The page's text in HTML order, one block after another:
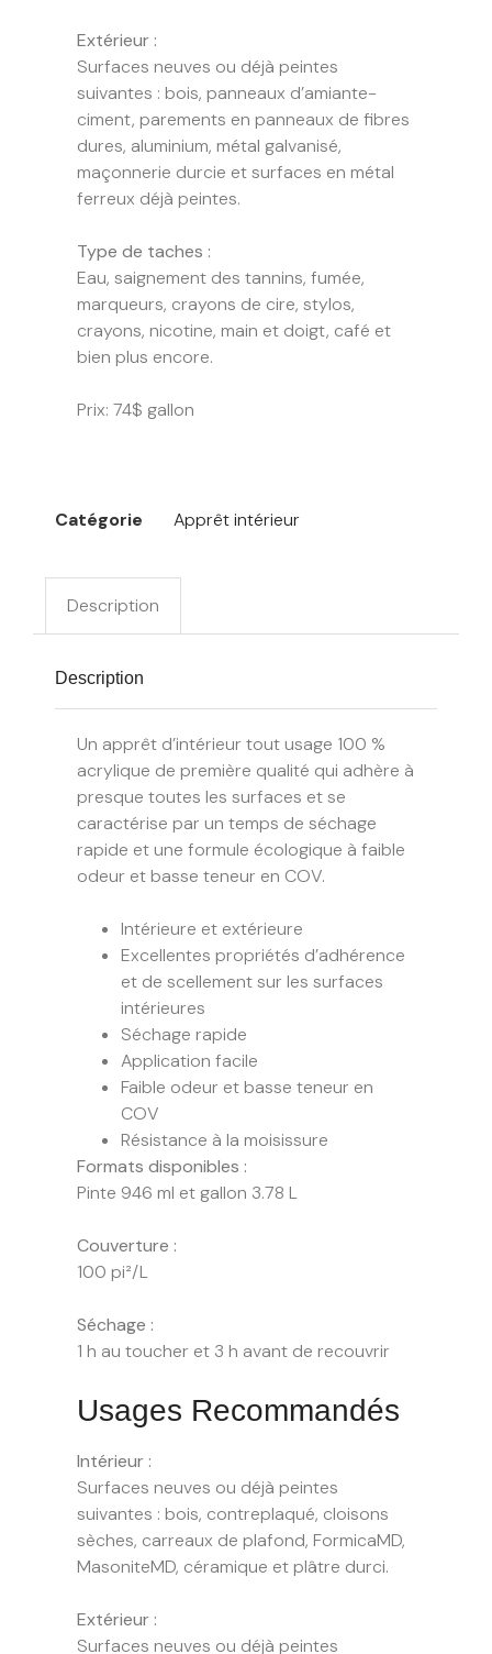
Extérieur :
Surfaces neuves ou déjà peintes
suivantes : bois, panneaux d’amiante-
ciment, parements en panneaux de fibres
dures, aluminium, métal galvanisé,
maçonnerie durcie et surfaces en métal
ferreux déjà peintes.
Type de taches :
Eau, saignement des tannins, fumée,
marqueurs, crayons de cire, stylos,
crayons, nicotine, main et doigt, café et
bien plus encore.
Prix: 74$ gallon
Catégorie Apprêt intérieur
Description
Description
Un apprêt d’intérieur tout usage 100 %
acrylique de première qualité qui adhère à
presque toutes les surfaces et se
caractérise par un temps de séchage
rapide et une formule écologique à faible
odeur et basse teneur en COV.
Intérieure et extérieure
Excellentes propriétés d’adhérence
et de scellement sur les surfaces
intérieures
Séchage rapide
Application facile
Faible odeur et basse teneur en
COV
Résistance à la moisissure
Formats disponibles :
Pinte 946 ml et gallon 3.78 L
Couverture :
100 pi²/L
Séchage :
1 h au toucher et 3 h avant de recouvrir
Usages Recommandés
Intérieur :
Surfaces neuves ou déjà peintes
suivantes : bois, contreplaqué, cloisons
sèches, carreaux de plafond, FormicaMD,
MasoniteMD, céramique et plâtre durci.
Extérieur :
Surfaces neuves ou déjà peintes